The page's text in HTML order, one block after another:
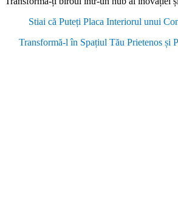
Stiai că Puteți Placa Interiorul unui
Transformă-l în Spațiul Tău Prietenos și